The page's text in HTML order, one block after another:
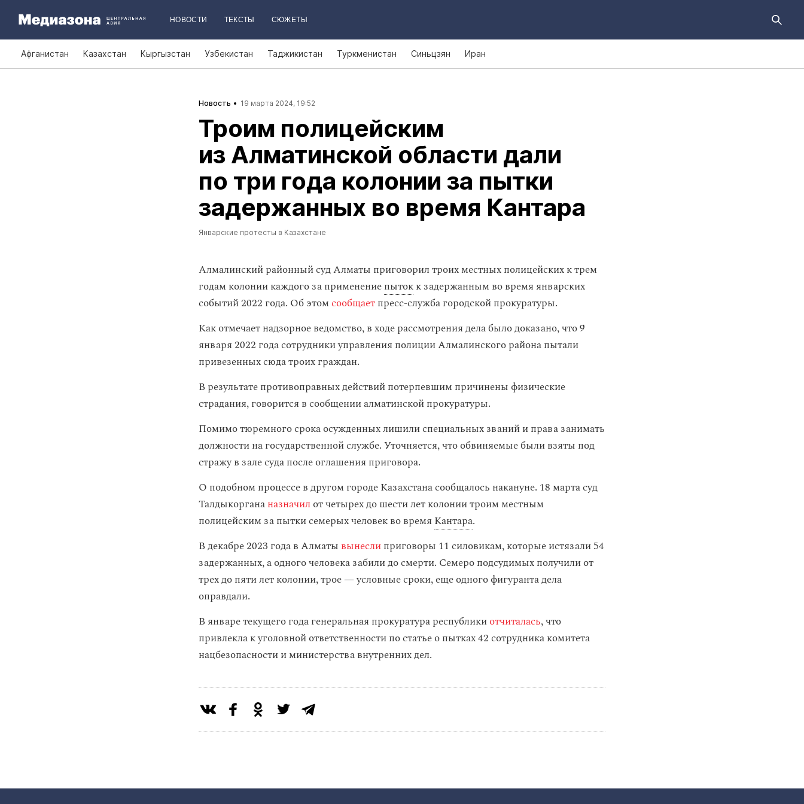
НОВОСТИ ТЕКСТЫ СЮЖЕТЫ
Афганистан Казахстан Кыргызстан Узбекистан Таджикистан Туркменистан Синьцзян Иран
Новость 19 марта 2024, 19:52
Троим полицейским
из Алматинской области дали
по три года колонии за пытки
задержанных во время Кантара
Январские протесты в Казахстане
Алмалинский районный суд Алматы приговорил троих местных полицейских к трем
годам колонии каждого за применениепытокк задержанным во время январских
событий 2022 года. Об этомсообщаетпресс-служба городской прокуратуры.
Как отмечает надзорное ведомство, в ходе рассмотрения дела было доказано, что 9
января 2022 года сотрудники управления полиции Алмалинского района пытали
привезенных сюда троих граждан.
В результате противоправных действий потерпевшим причинены физические
страдания, говорится в сообщении алматинской прокуратуры.
Помимо тюремного срока осужденных лишили специальных званий и права занимать
должности на государственной службе. Уточняется, что обвиняемые были взяты под
стражу в зале суда после оглашения приговора.
О подобном процессе в другом городе Казахстана сообщалось накануне. 18 марта суд
Талдыкоргананазначил от четырех до шести лет колонии троим местным
полицейским за пытки семерых человек во время Кантара.
В декабре 2023 года в Алматы вынеслиприговоры 11 силовикам, которые истязали 54
задержанных, а одного человека забили до смерти. Семеро подсудимых получили от
трех до пяти лет колонии, трое — условные сроки, еще одного фигуранта дела
оправдали.
В январе текущего года генеральная прокуратура республикиотчиталась, что
привлекла к уголовной ответственности по статье о пытках 42 сотрудника комитета
нацбезопасности и министерства внутренних дел.